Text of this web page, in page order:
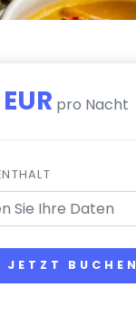
pro Nacht
JETZT BUCHEN